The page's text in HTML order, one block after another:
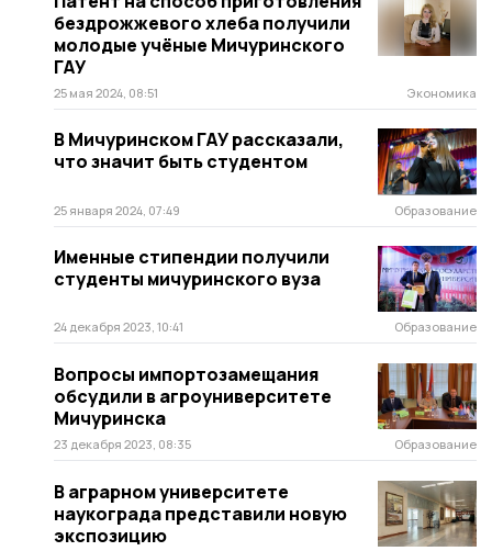
бездрожжевого хлеба получили
молодые учёные Мичуринского
ГАУ
25 мая 2024, 08:51 Экономика
В Мичуринском ГАУ рассказали,
что значит быть студентом
25 января 2024, 07:49 Образование
Именные стипендии получили
студенты мичуринского вуза
24 декабря 2023, 10:41 Образование
Вопросы импортозамещания
обсудили в агроуниверситете
Мичуринска
23 декабря 2023, 08:35 Образование
В аграрном университете
наукограда представили новую
экспозицию